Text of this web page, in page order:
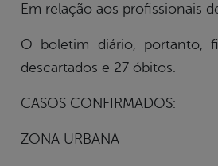
Em relação aos profissionais
O boletim diário, portanto,
descartados e 27 óbitos.
CASOS CONFIRMADOS:
ZONA URBANA